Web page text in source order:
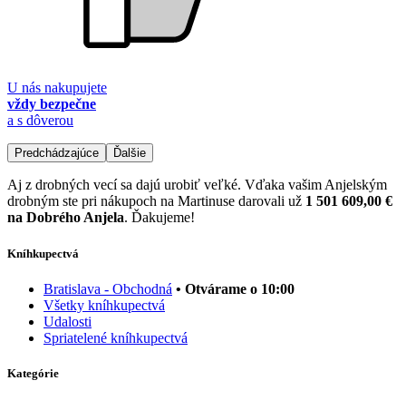
U nás nakupujete
vždy bezpečne
a s dôverou
Predchádzajúce Ďalšie
Aj z drobných vecí sa dajú urobiť veľké. Vďaka vašim Anjelským
drobným ste pri nákupoch na Martinuse darovali už 1 501 609,00 €
na Dobrého Anjela. Ďakujeme!
Kníhkupectvá
Bratislava - Obchodná • Otvárame o 10:00
Všetky kníhkupectvá
Udalosti
Spriatelené kníhkupectvá
Kategórie